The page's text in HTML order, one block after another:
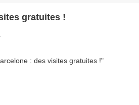
gratuites !